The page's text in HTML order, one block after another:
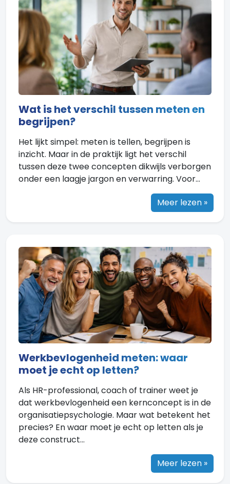
Wat is het verschil tussen meten en
begrijpen?
Het lijkt simpel: meten is tellen, begrijpen is
inzicht. Maar in de praktijk ligt het verschil
tussen deze twee concepten dikwijls verborgen
onder een laagje jargon en verwarring. Voor...
Meer lezen »
Werkbevlogenheid meten: waar
moet je echt op letten?
Als HR-professional, coach of trainer weet je
dat werkbevlogenheid een kernconcept is in de
organisatiepsychologie. Maar wat betekent het
precies? En waar moet je echt op letten als je
deze construct...
Meer lezen »